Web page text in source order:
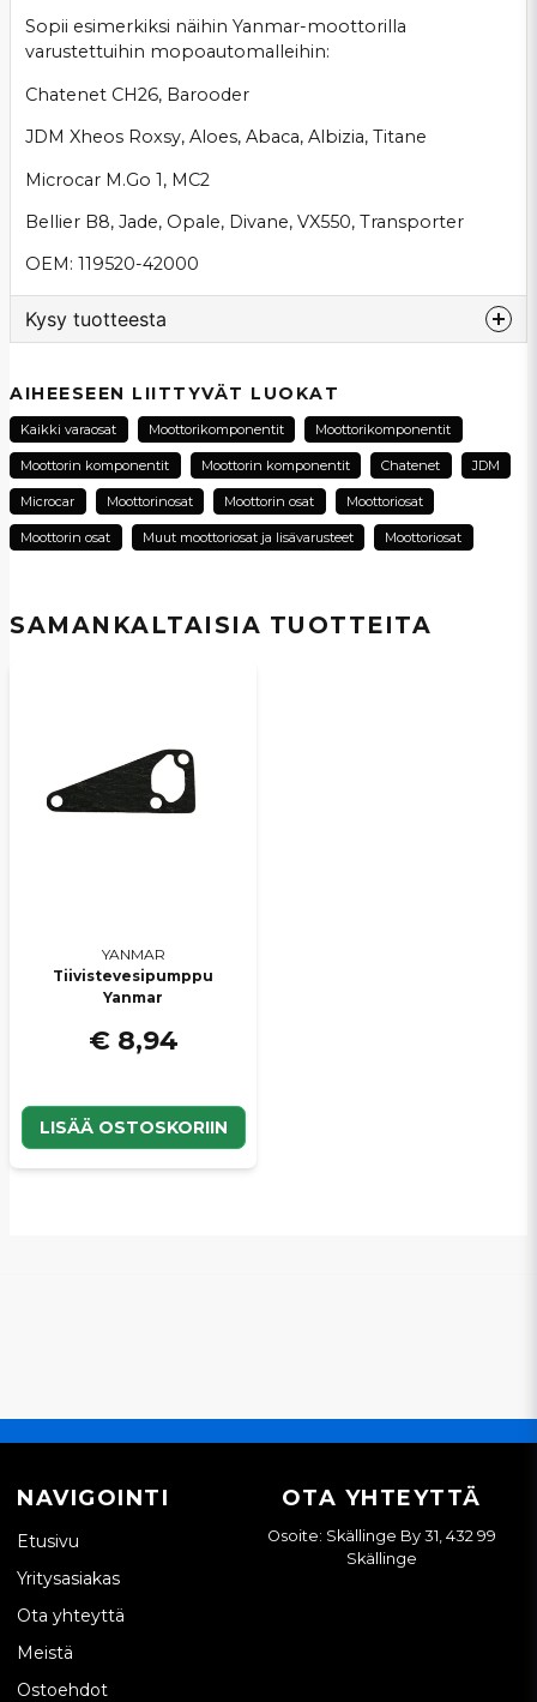
SAMANKALTAISIA ​​TUOTTEITA
YANMAR
Tiivistevesipumppu
Yanmar
€ 8,94
LISÄÄ OSTOSKORIIN
Sopii esimerkiksi näihin Yanmar-moottorilla
varustettuihin mopoautomalleihin:
Chatenet CH26, Barooder
JDM Xheos Roxsy, Aloes, Abaca, Albizia, Titane
Microcar M.Go 1, MC2
Bellier B8, Jade, Opale, Divane, VX550, Transporter
OEM: 119520-42000
Kysy tuotteesta
Kysy meiltä tästä tuotteesta...
name
Nimi
AIHEESEEN LIITTYVÄT LUOKAT
Kaikki varaosat Moottorikomponentit Moottorikomponentit
Moottorin komponentit Moottorin komponentit Chatenet JDM
Microcar Moottorinosat Moottorin osat Moottoriosat
Moottorin osat Muut moottoriosat ja lisävarusteet Moottoriosat
NAVIGOINTI
Etusivu
Yritysasiakas
Ota yhteyttä
Meistä
Ostoehdot
OTA YHTEYTTÄ
Osoite: Skällinge By 31, 432 99
Skällinge